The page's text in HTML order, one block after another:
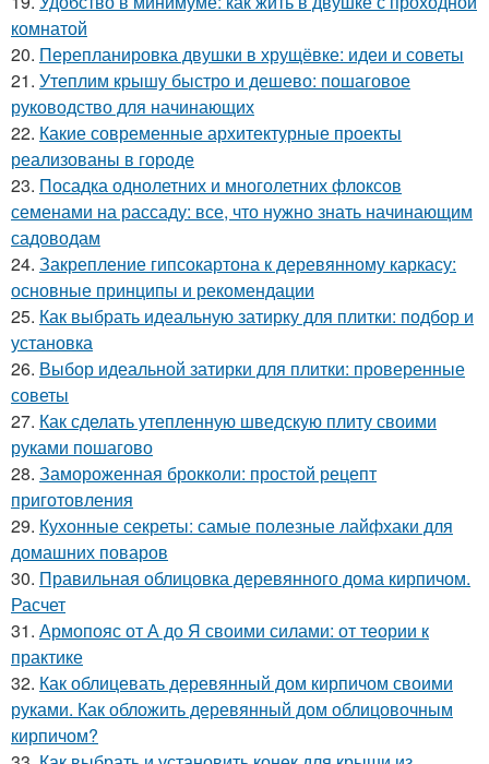
комнатой
20. Перепланировка двушки в хрущёвке: идеи и советы
21. Утеплим крышу быстро и дешево: пошаговое
руководство для начинающих
22. Какие современные архитектурные проекты
реализованы в городе
23. Посадка однолетних и многолетних флоксов
семенами на рассаду: все, что нужно знать начинающим
садоводам
24. Закрепление гипсокартона к деревянному каркасу:
основные принципы и рекомендации
25. Как выбрать идеальную затирку для плитки: подбор и
установка
26. Выбор идеальной затирки для плитки: проверенные
советы
27. Как сделать утепленную шведскую плиту своими
руками пошагово
28. Замороженная брокколи: простой рецепт
приготовления
29. Кухонные секреты: самые полезные лайфхаки для
домашних поваров
30. Правильная облицовка деревянного дома кирпичом.
Расчет
31. Армопояс от А до Я своими силами: от теории к
практике
32. Как облицевать деревянный дом кирпичом своими
руками. Как обложить деревянный дом облицовочным
кирпичом?